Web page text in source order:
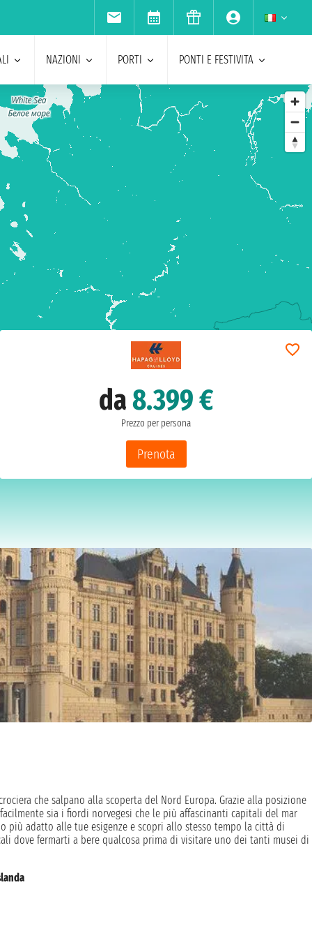
NAZIONI PORTI PONTI E FESTIVITA
da8.399 €
Prezzo per persona
Prenota
che salpano alla scoperta del Nord Europa. Grazie alla posizione
sia i fiordi norvegesi che le più affascinanti capitali del mar
adatto alle tue esigenze e scopri allo stesso tempo la città di
dove fermarti a bere qualcosa prima di visitare uno dei tanti musei di